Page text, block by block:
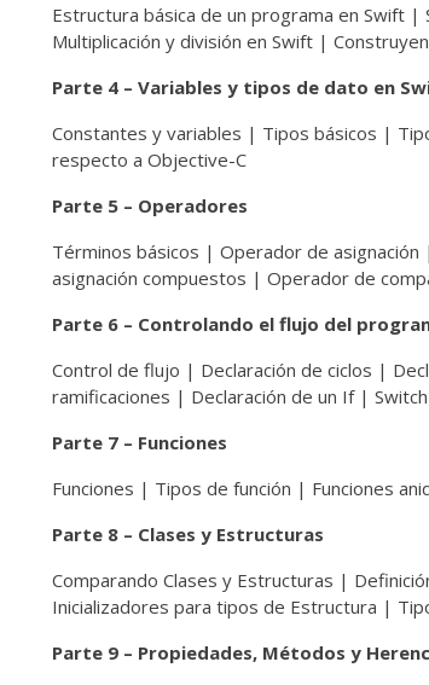
Estructura básica de un programa en Swift
Multiplicación y división en Swift |
Parte 4 – Variables y tipos de dato en
Constantes y variables | Tipos básicos |
respecto a Objective-C
Parte 5 – Operadores
Términos básicos | Operador de
asignación compuestos | Operador de
Parte 6 – Controlando el flujo del
Control de flujo | Declaración de ciclos |
ramificaciones | Declaración de un If |
Parte 7 – Funciones
Funciones | Tipos de función | Funciones
Parte 8 – Clases y Estructuras
Comparando Clases y Estructuras |
Inicializadores para tipos de Estructura |
Parte 9 – Propiedades, Métodos y